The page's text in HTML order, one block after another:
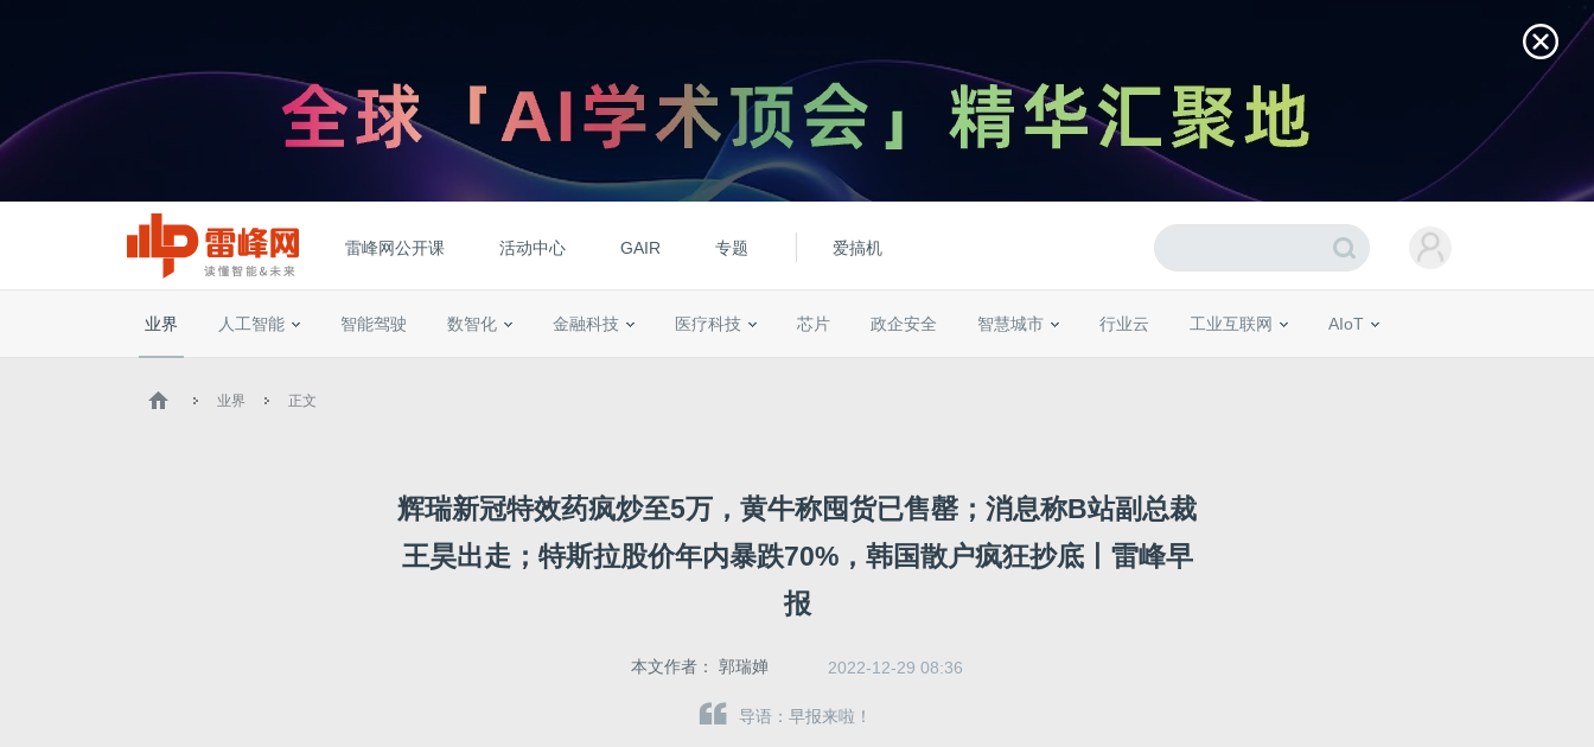
雷峰网公开课 活动中心 GAIR 专题 爱搞机
业界 人工智能 智能驾驶 数智化 金融科技 医疗科技 芯片 政企安全 智慧城市 行业云 工业互联网 AIoT
业界 正文
辉瑞新冠特效药疯炒至5万，黄牛称囤货已售罄；消息称B站副总裁
王昊出走；特斯拉股价年内暴跌70%，韩国散户疯狂抄底丨雷峰早
报
本文作者： 郭瑞婵 2022-12-29 08:36
导语：早报来啦！